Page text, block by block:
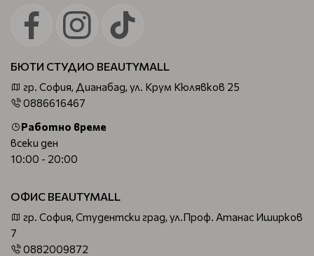
БЮТИ СТУДИО BEAUTYMALL
гр. София, Дианабад, ул. Крум Кюлявков 25
0886616467
Работно време
всеки ден
10:00 - 20:00
ОФИС BEAUTYMALL
гр. София, Студентски град, ул.Проф. Атанас Иширков
7
0882009872